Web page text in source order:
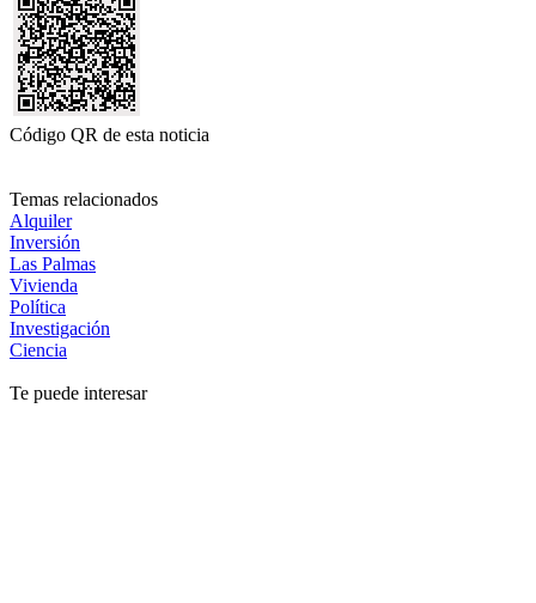
Código QR de esta noticia
Temas relacionados
Alquiler
Inversión
Las Palmas
Vivienda
Política
Investigación
Ciencia
Te puede interesar